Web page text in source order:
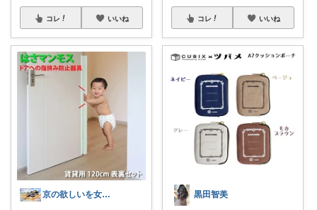
コレ いいね
京の欲しいを女性に向けて
コレ いいね
黒田智美